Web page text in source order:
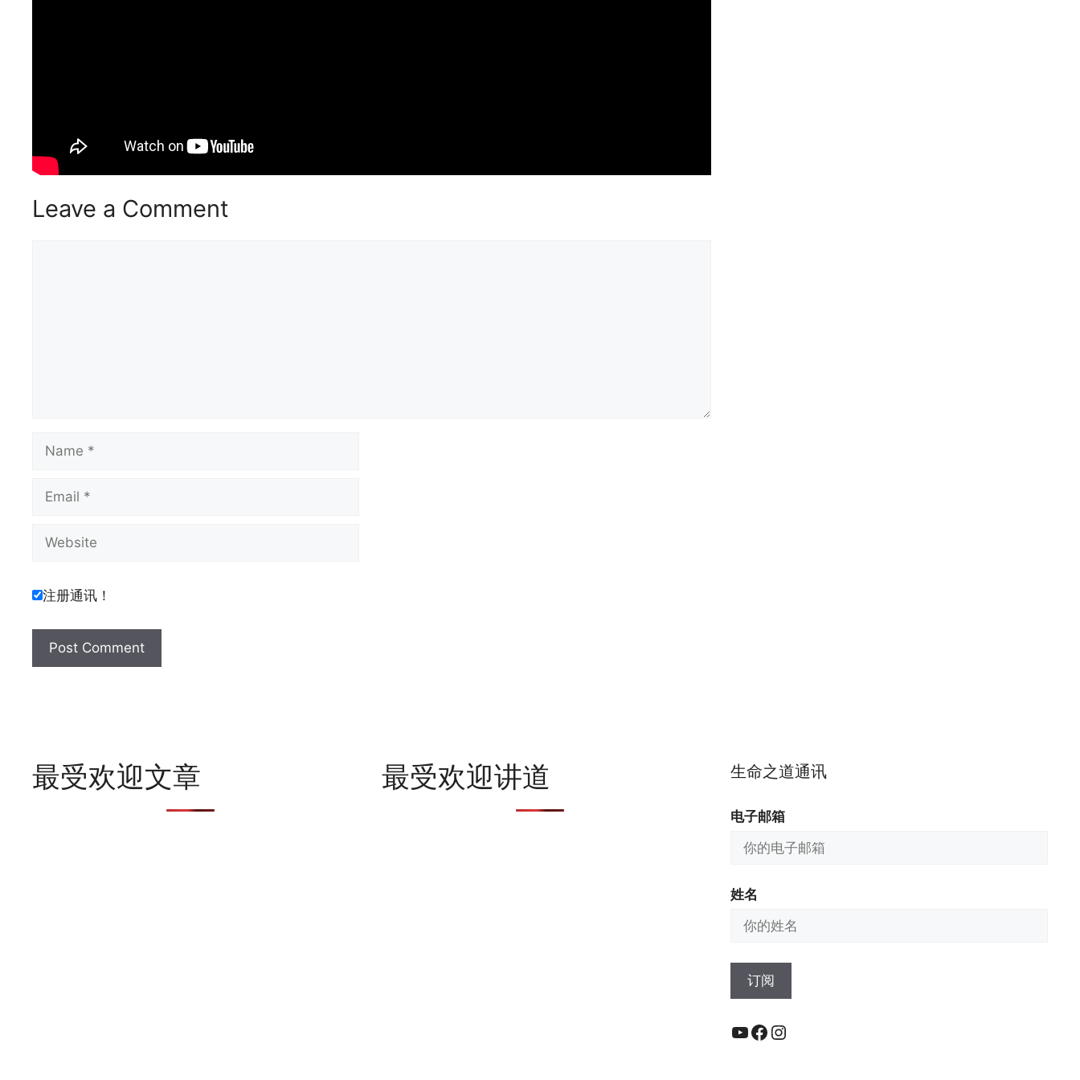
Leave a Comment
Name
Email
Website
注册通讯！
最受欢迎文章 最受欢迎讲道 生命之道通讯
电子邮箱
姓名
YouTube
Facebook
Instagram